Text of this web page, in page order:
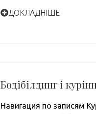
ДОКЛАДНІШЕ
Бодібілдинг і
Навигация по записям